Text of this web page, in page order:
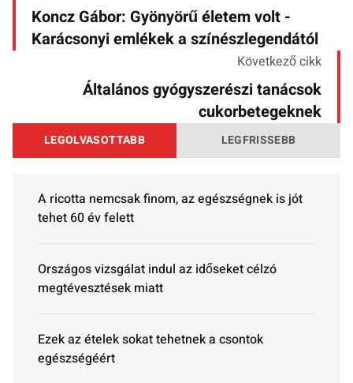
Koncz Gábor: Gyönyörű életem volt -
Karácsonyi emlékek a színészlegendától
Következő cikk
Általános gyógyszerészi tanácsok
cukorbetegeknek
LEGOLVASOTTABB LEGFRISSEBB
A ricotta nemcsak finom, az egészségnek is jót
tehet 60 év felett
Országos vizsgálat indul az időseket célzó
megtévesztések miatt
Ezek az ételek sokat tehetnek a csontok
egészségéért